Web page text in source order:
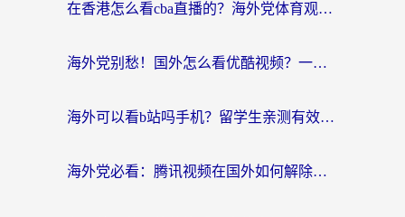
在香港怎么看cba直播的？海外党体育观赛终极指南：告别版权限制，畅享中文解说
海外党别愁！国外怎么看优酷视频？一招解决追剧、看直播难题
海外可以看b站吗手机？留学生亲测有效的回国加速指南
海外党必看：腾讯视频在国外如何解除地域限制？附优酷咪咕使用指南